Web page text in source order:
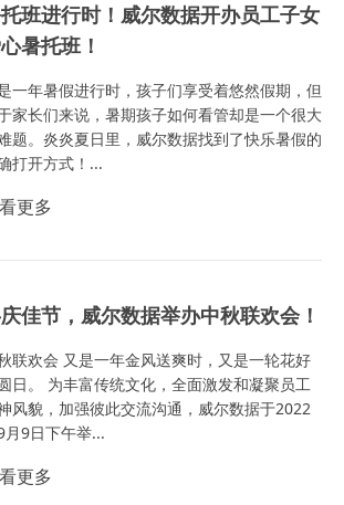
班进行时！威尔数据开办员工子女
暑托班！
一年暑假进行时，孩子们享受着悠然假期，但
家长们来说，暑期孩子如何看管却是一个很大
题。炎炎夏日里，威尔数据找到了快乐暑假的
打开方式！...
更多
佳节，威尔数据举办中秋联欢会！
联欢会 又是一年金风送爽时，又是一轮花好
日。 为丰富传统文化，全面激发和凝聚员工
风貌，加强彼此交流沟通，威尔数据于2022
月9日下午举...
更多